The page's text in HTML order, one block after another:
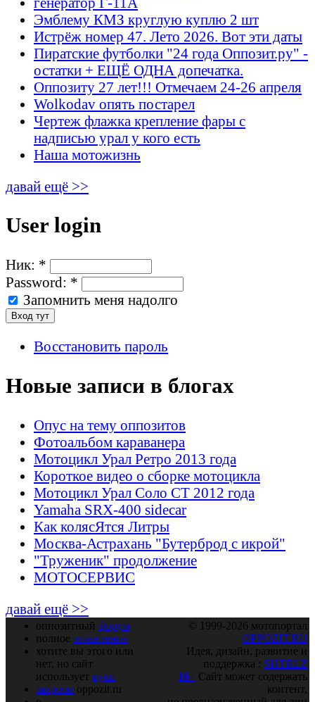
Эмблему КМЗ круглую куплю 2 шт
Истрёж номер 47. Лето 2026. Вот эти даты
Пиратские футболки "24 года Оппозит.ру" -
остатки + ЕЩЁ ОДНА допечатка.
Оппозиту 27 лет!!! Отмечаем 24-26 апреля
Wolkodav опять постарел
Чертеж флажка крепление фары с
надписью урал у кого есть
Наша мотожизнь
давай ещё >>
User login
Ник: *
Password: *
Запомнить меня надолго
Восстановить пароль
Новые записи в блогах
Опус на тему оппозитов
Фотоальбом караванера
Мотоцикл Урал Ретро 2013 года
Короткое видео о сборке мотоцикла
Мотоцикл Урал Соло СТ 2012 года
Yamaha SRX-400 sidecar
Как колясЯтся Литры
Москва-Астрахань "Бутерброд с икрой"
"Труженик" продолжение
МОТОСЕРВИС
давай ещё >>
оппозитный форум
полное оглавление
хотите вы этого или
нет, но сайт
использует куки
закрома oppozit.ru
© 1999-2026 мотопортал
OPPOZIT.RU
Идея, дизайн, развитие и
поддержка : SHTRLZ
16+ Сайт может содержать
контент,